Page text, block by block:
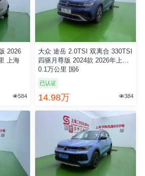
2026
上海
584
大众 途岳 2.0TSI 双离合 330TSI
四驱月尊版 2024款 2026年上牌
0.1万公里 国6
已认证
14.98万 384